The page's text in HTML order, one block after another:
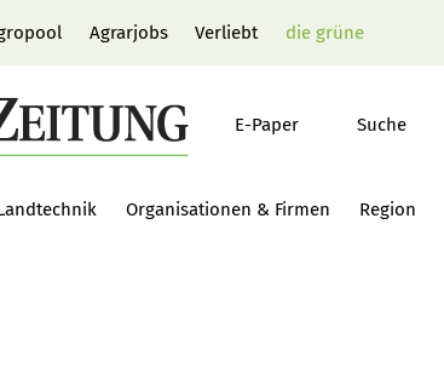
Agrarjobs Verliebt die grüne
E-Paper Suche
Organisationen & Firmen Region